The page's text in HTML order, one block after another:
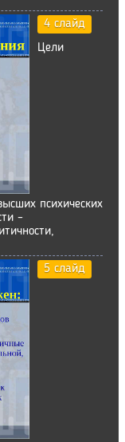
4 слайд
Цели
психических
–
5 слайд